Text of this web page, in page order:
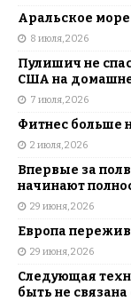
Аральское море
8 июля, 2026
Пулишич не
США на
7 июля, 2026
Фитнес больше
2 июля, 2026
Впервые за
начинают
29 июня, 2026
Европа
29 июня, 2026
Следующая
быть не